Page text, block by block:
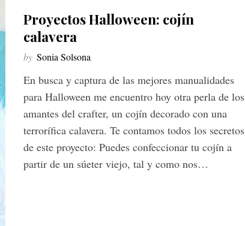
Proyectos Halloween: cojín
calavera
by Sonia Solsona
En busca y captura de las mejores manualidades
para Halloween me encuentro hoy otra perla de los
amantes del crafter, un cojín decorado con una
terrorífica calavera. Te contamos todos los secretos
de este proyecto: Puedes confeccionar tu cojín a
partir de un súeter viejo, tal y como nos…